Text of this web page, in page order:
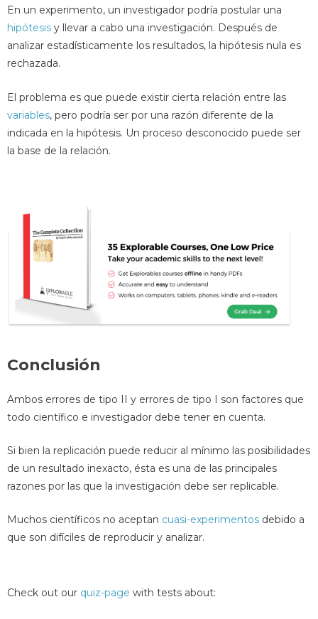
En un experimento, un investigador podría postular una
hipótesis y llevar a cabo una investigación. Después de
analizar estadísticamente los resultados, la hipótesis nula es
rechazada.
El problema es que puede existir cierta relación entre las
variables, pero podría ser por una razón diferente de la
indicada en la hipótesis. Un proceso desconocido puede ser
la base de la relación.
Conclusión
Ambos errores de tipo II y errores de tipo I son factores que
todo científico e investigador debe tener en cuenta.
Si bien la replicación puede reducir al mínimo las posibilidades
de un resultado inexacto, ésta es una de las principales
razones por las que la investigación debe ser replicable.
Muchos científicos no aceptan cuasi-experimentos debido a
que son difíciles de reproducir y analizar.
Check out our quiz-page with tests about: